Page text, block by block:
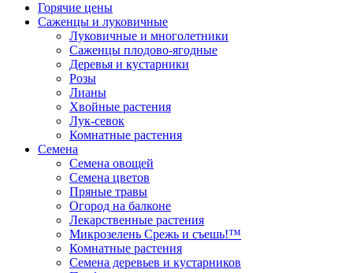
Горячие цены
Саженцы и луковичные
Луковичные и многолетники
Саженцы плодово-ягодные
Деревья и кустарники
Розы
Лианы
Хвойные растения
Лук-севок
Комнатные растения
Семена
Семена овощей
Семена цветов
Пряные травы
Огород на балконе
Лекарственные растения
Микрозелень Срежь и съешь!™
Комнатные растения
Семена деревьев и кустарников